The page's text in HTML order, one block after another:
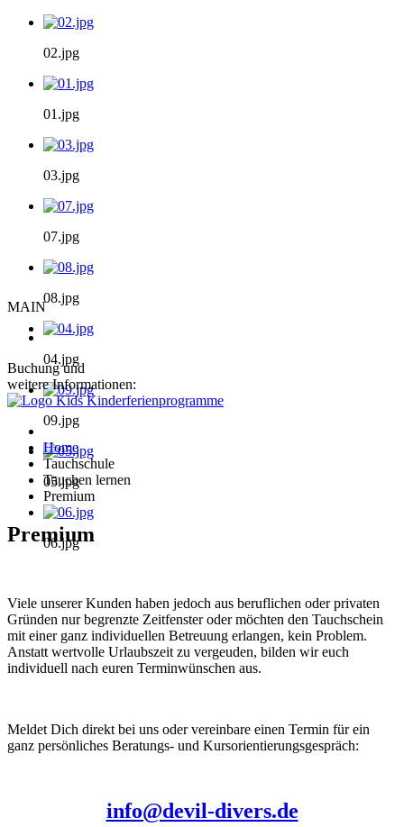
02.jpg
01.jpg
03.jpg
07.jpg
08.jpg
04.jpg
09.jpg
05.jpg
06.jpg
MAIN
Buchung und
weitere Informationen:
Home
Tauchschule
Tauchen lernen
Premium
Premium
Viele unserer Kunden haben jedoch aus beruflichen oder privaten
Gründen nur begrenzte Zeitfenster oder möchten den Tauchschein
mit einer ganz individuellen Betreuung erlangen, kein Problem.
Anstatt wertvolle Urlaubszeit zu vergeuden, bilden wir euch
individuell nach euren Terminwünschen aus.
Meldet Dich direkt bei uns oder vereinbare einen Termin für ein
ganz persönliches Beratungs- und Kursorientierungsgespräch:
info@devil-divers.de